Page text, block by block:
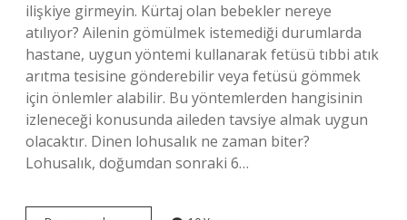
ilişkiye girmeyin. Kürtaj olan bebekler nereye
atılıyor? Ailenin gömülmek istemediği durumlarda
hastane, uygun yöntemi kullanarak fetüsü tıbbi atık
arıtma tesisine gönderebilir veya fetüsü gömmek
için önlemler alabilir. Bu yöntemlerden hangisinin
izleneceği konusunda aileden tavsiye almak uygun
olacaktır. Dinen lohusalık ne zaman biter?
Lohusalık, doğumdan sonraki 6…